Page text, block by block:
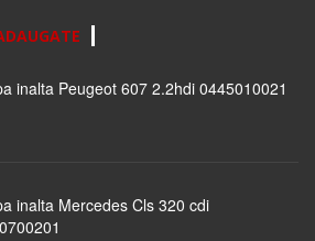
inalta Peugeot 607 2.2hdi 0445010021
inalta Mercedes Cls 320 cdi